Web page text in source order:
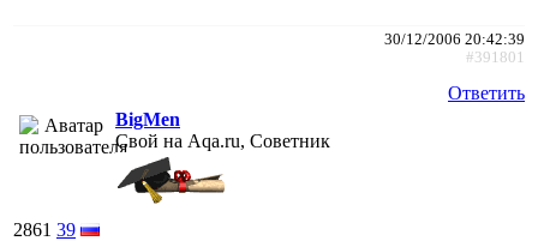
30/12/2006 20:42:39
#391801
Ответить
BigMen
Свой на Aqa.ru, Советник
2861 39